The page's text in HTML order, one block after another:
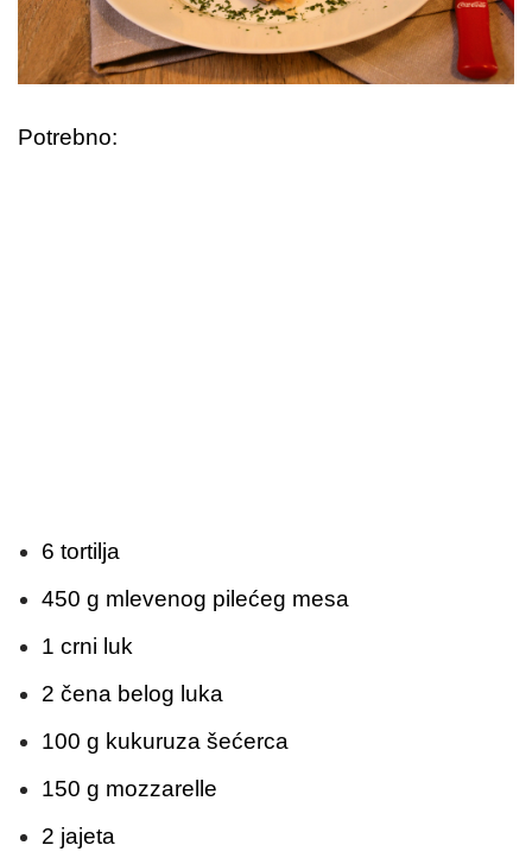
Potrebno:
6 tortilja
450 g mlevenog pilećeg mesa
1 crni luk
2 čena belog luka
100 g kukuruza šećerca
150 g mozzarelle
2 jajeta